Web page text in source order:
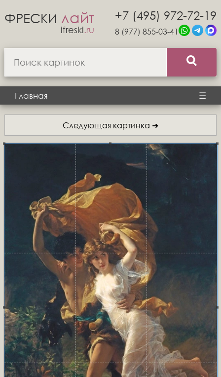
ФРЕСКИ лайт
ifreski.ru
+7 (495) 972-72-19
8 (977) 855-03-41
Главная ☰
Следующая картинка ➜